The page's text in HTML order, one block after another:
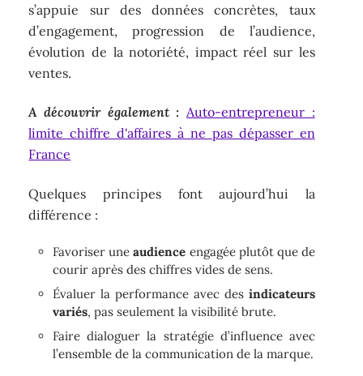
s’appuie sur des données concrètes, taux
d’engagement, progression de l’audience,
évolution de la notoriété, impact réel sur les
ventes.
A découvrir également : Auto-entrepreneur :
limite chiffre d'affaires à ne pas dépasser en
France
Quelques principes font aujourd’hui la
différence :
Favoriser uneaudience engagée plutôt que de
courir après des chiffres vides de sens.
Évaluer la performance avec des indicateurs
variés, pas seulement la visibilité brute.
Faire dialoguer la stratégie d’influence avec
l’ensemble de la communication de la marque.